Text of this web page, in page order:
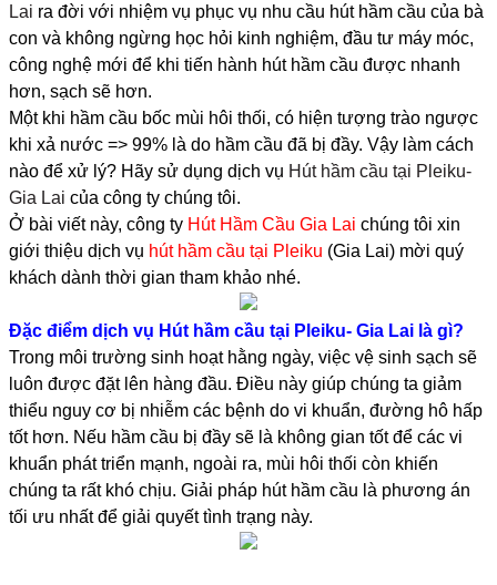
Lai ra đời với nhiệm vụ phục vụ nhu cầu hút hầm cầu của bà
con và không ngừng học hỏi kinh nghiệm, đầu tư máy móc,
công nghệ mới để khi tiến hành hút hầm cầu được nhanh
hơn, sạch sẽ hơn.
Một khi hầm cầu bốc mùi hôi thối, có hiện tượng trào ngược
khi xả nước => 99% là do hầm cầu đã bị đầy. Vậy làm cách
nào để xử lý? Hãy sử dụng dịch vụ Hút hầm cầu tại Pleiku-
Gia Lai của công ty chúng tôi.
Ở bài viết này, công ty Hút Hầm Cầu Gia Lai chúng tôi xin
giới thiệu dịch vụ hút hầm cầu tại Pleiku (Gia Lai) mời quý
khách dành thời gian tham khảo nhé.
Đặc điểm dịch vụ Hút hầm cầu tại Pleiku- Gia Lai là gì?
Trong môi trường sinh hoạt hằng ngày, việc vệ sinh sạch sẽ
luôn được đặt lên hàng đầu. Điều này giúp chúng ta giảm
thiểu nguy cơ bị nhiễm các bệnh do vi khuẩn, đường hô hấp
tốt hơn. Nếu hầm cầu bị đầy sẽ là không gian tốt để các vi
khuẩn phát triển mạnh, ngoài ra, mùi hôi thối còn khiến
chúng ta rất khó chịu. Giải pháp hút hầm cầu là phương án
tối ưu nhất để giải quyết tình trạng này.